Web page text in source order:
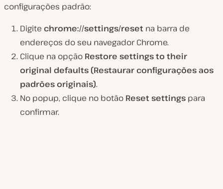
configurações padrão:
Digite chrome://settings/reset na barra de
endereços do seu navegador Chrome.
Clique na opção Restore settings to their
original defaults (Restaurar configurações aos
padrões originais).
No popup, clique no botão Resetsettings para
confirmar.